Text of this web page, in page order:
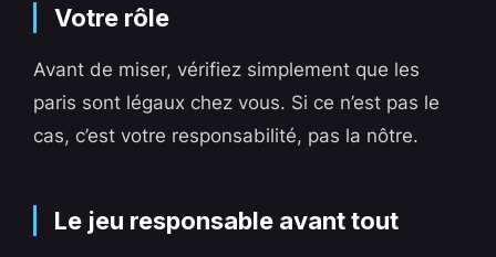
Votre rôle
Avant de miser, vérifiez simplement que les
paris sont légaux chez vous. Si ce n’est pas le
cas, c’est votre responsabilité, pas la nôtre.
Le jeu responsable avant tout